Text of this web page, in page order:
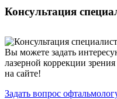
Консультация
Вы можете задать
лазерной коррекции
на сайте!
Задать вопрос